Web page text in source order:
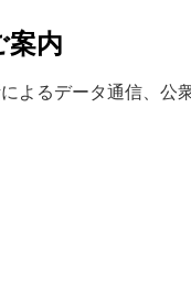
案内
よるデータ通信、公